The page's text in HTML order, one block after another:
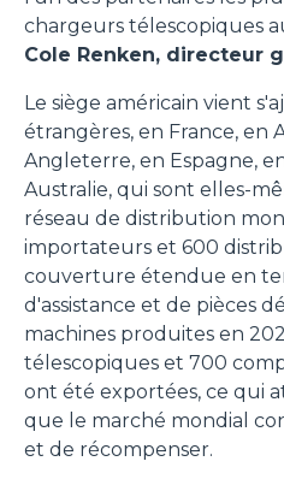
chargeurs télescopiques
Cole Renken, directeur
Le siège américain vient
étrangères, en France, en
Angleterre, en Espagne,
Australie, qui sont elles-
réseau de distribution
importateurs et 600
couverture étendue en
d'assistance et de pièces
machines produites en
télescopiques et 700
ont été exportées, ce qui
que le marché mondial
et de récompenser.